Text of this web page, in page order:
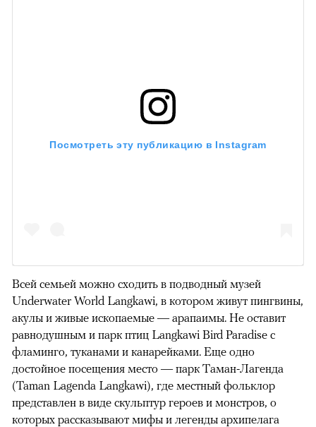
Посмотреть эту публикацию в Instagram
Всей семьей можно сходить в подводный музей
Underwater World Langkawi, в котором живут пингвины,
акулы и живые ископаемые — арапаимы. Не оставит
равнодушным и парк птиц Langkawi Bird Paradise с
фламинго, туканами и канарейками. Еще одно
достойное посещения место — парк Таман-Лагенда
(Taman Lagenda Langkawi), где местный фольклор
представлен в виде скульптур героев и монстров, о
которых рассказывают мифы и легенды архипелага